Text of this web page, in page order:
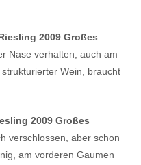
2009 Großes
Nase verhalten, auch am
Wein, braucht
2009 Großes
verschlossen, aber schon
am vorderen Gaumen